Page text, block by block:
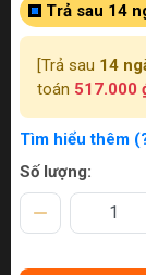
Trả sau 14
[Trả sau 14
toán 517.000
Tìm hiểu thêm
Số lượng: